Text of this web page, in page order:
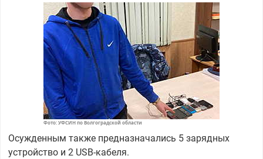
Фото: УФСИН по Волгоградской области
Осужденным также предназначались 5 зарядных
устройство и 2 USB-кабеля.